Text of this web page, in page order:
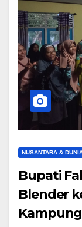
NUSANTARA &
Bupati
Blender